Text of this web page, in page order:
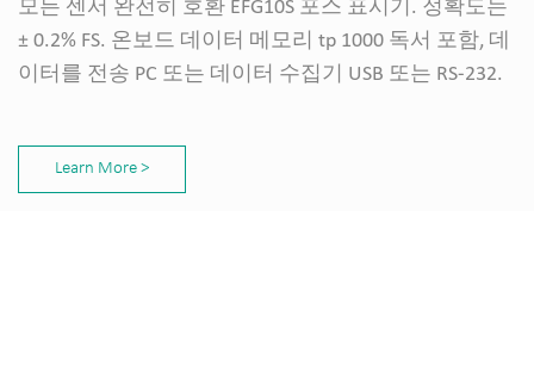
모든 센서 완전히 호환 EFG10S 포스 표시기. 정확도는
± 0.2% FS. 온보드 데이터 메모리 tp 1000 독서 포함, 데
이터를 전송 PC 또는 데이터 수집기 USB 또는 RS-232.
Learn More >